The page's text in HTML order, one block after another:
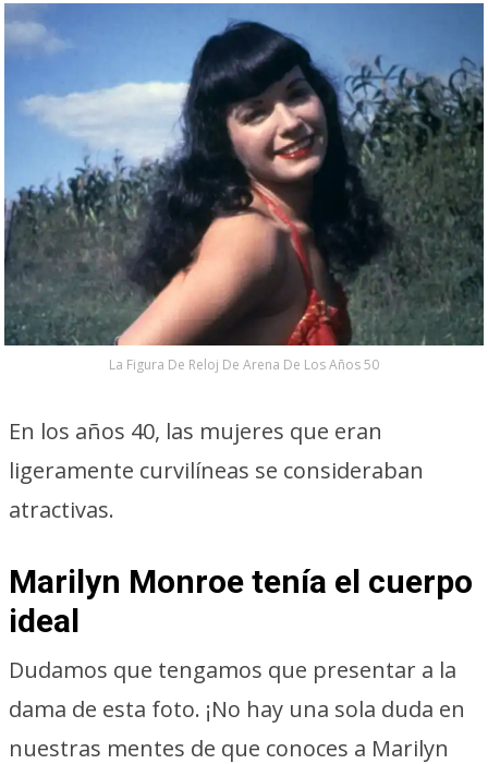
La Figura De Reloj De Arena De Los Años 50
En los años 40, las mujeres que eran
ligeramente curvilíneas se consideraban
atractivas.
Marilyn Monroe tenía el cuerpo
ideal
Dudamos que tengamos que presentar a la
dama de esta foto. ¡No hay una sola duda en
nuestras mentes de que conoces a Marilyn